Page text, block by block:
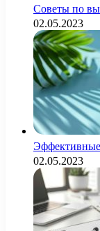
Советы по
02.05.2023
Эффективные
02.05.2023